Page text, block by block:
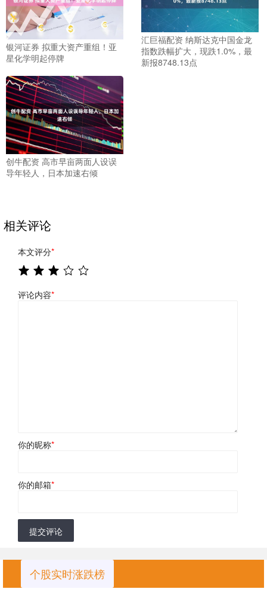
银河证券 拟重大资产重组！亚
星化学明起停牌
汇巨福配资 纳斯达克中国金龙
指数跌幅扩大，现跌1.0%，最
新报8748.13点
创牛配资 高市早亩两面人设误
导年轻人，日本加速右倾
相关评论
本文评分*
评论内容*
你的昵称*
你的邮箱*
提交评论
个股实时涨跌榜